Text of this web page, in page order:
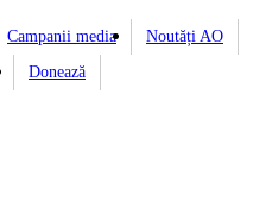
Campanii media
Noutăți AO
Donează